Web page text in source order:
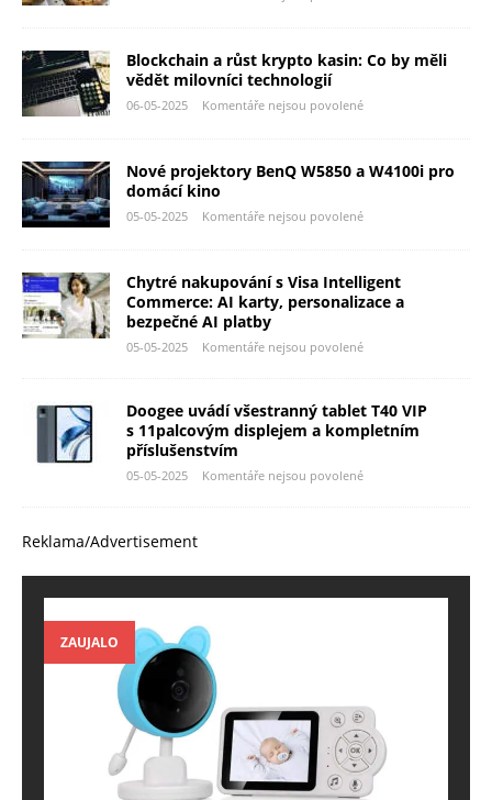
Blockchain a růst krypto kasin: Co by měli
vědět milovníci technologií
06-05-2025 Komentáře nejsou povolené
Nové projektory BenQ W5850 a W4100i pro
domácí kino
05-05-2025 Komentáře nejsou povolené
Chytré nakupování s Visa Intelligent
Commerce: AI karty, personalizace a
bezpečné AI platby
05-05-2025 Komentáře nejsou povolené
Doogee uvádí všestranný tablet T40 VIP
s 11palcovým displejem a kompletním
příslušenstvím
05-05-2025 Komentáře nejsou povolené
Reklama/Advertisement
ZAUJALO